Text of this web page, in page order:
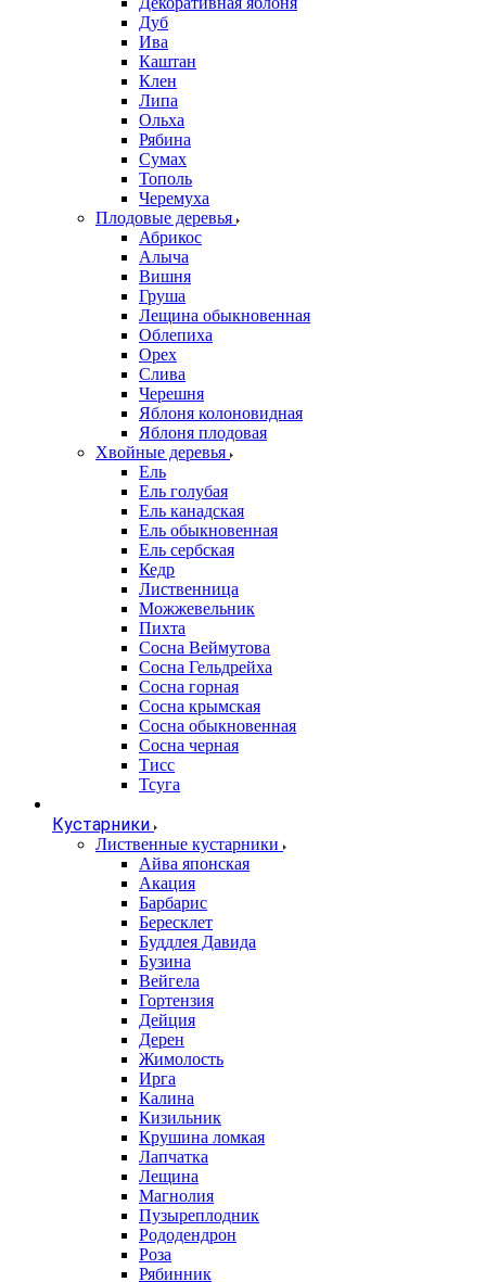
Дуб
Ива
Каштан
Клен
Липа
Ольха
Рябина
Сумах
Тополь
Черемуха
Плодовые деревья
Абрикос
Алыча
Вишня
Груша
Лещина обыкновенная
Облепиха
Орех
Слива
Черешня
Яблоня колоновидная
Яблоня плодовая
Хвойные деревья
Ель
Ель голубая
Ель канадская
Ель обыкновенная
Ель сербская
Кедр
Лиственница
Можжевельник
Пихта
Сосна Веймутова
Сосна Гельдрейха
Сосна горная
Сосна крымская
Сосна обыкновенная
Сосна черная
Тисс
Тсуга
Кустарники
Лиственные кустарники
Айва японская
Акация
Барбарис
Бересклет
Буддлея Давида
Бузина
Вейгела
Гортензия
Дейция
Дерен
Жимолость
Ирга
Калина
Кизильник
Крушина ломкая
Лапчатка
Лещина
Магнолия
Пузыреплодник
Рододендрон
Роза
Рябинник